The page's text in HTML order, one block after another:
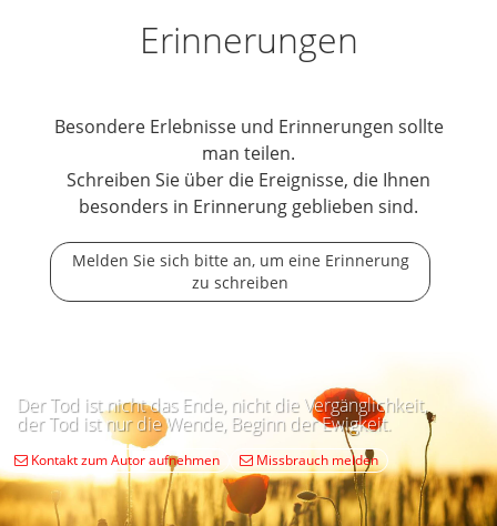
Erinnerungen
Besondere Erlebnisse und Erinnerungen sollte
man teilen.
Schreiben Sie über die Ereignisse, die Ihnen
besonders in Erinnerung geblieben sind.
Melden Sie sich bitte an, um eine Erinnerung
zu schreiben
Der Tod ist nicht das Ende, nicht die Vergänglichkeit,
der Tod ist nur die Wende, Beginn der Ewigkeit.
Kontakt zum Autor aufnehmen Missbrauch melden